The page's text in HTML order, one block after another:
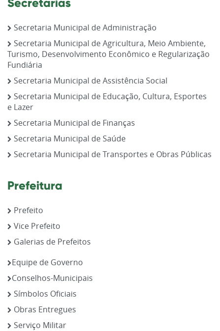
Secretaria Municipal de Administração
Secretaria Municipal de Agricultura, Meio Ambiente,
Turismo, Desenvolvimento Econômico e Regularização
Fundiária
Secretaria Municipal de Assistência Social
Secretaria Municipal de Educação, Cultura, Esportes
e Lazer
Secretaria Municipal de Finanças
Secretaria Municipal de Saúde
Secretaria Municipal de Transportes e Obras Públicas
Prefeitura
Prefeito
Vice Prefeito
Galerias de Prefeitos
Equipe de Governo
Conselhos-Municipais
Símbolos Oficiais
Obras Entregues
Serviço Militar